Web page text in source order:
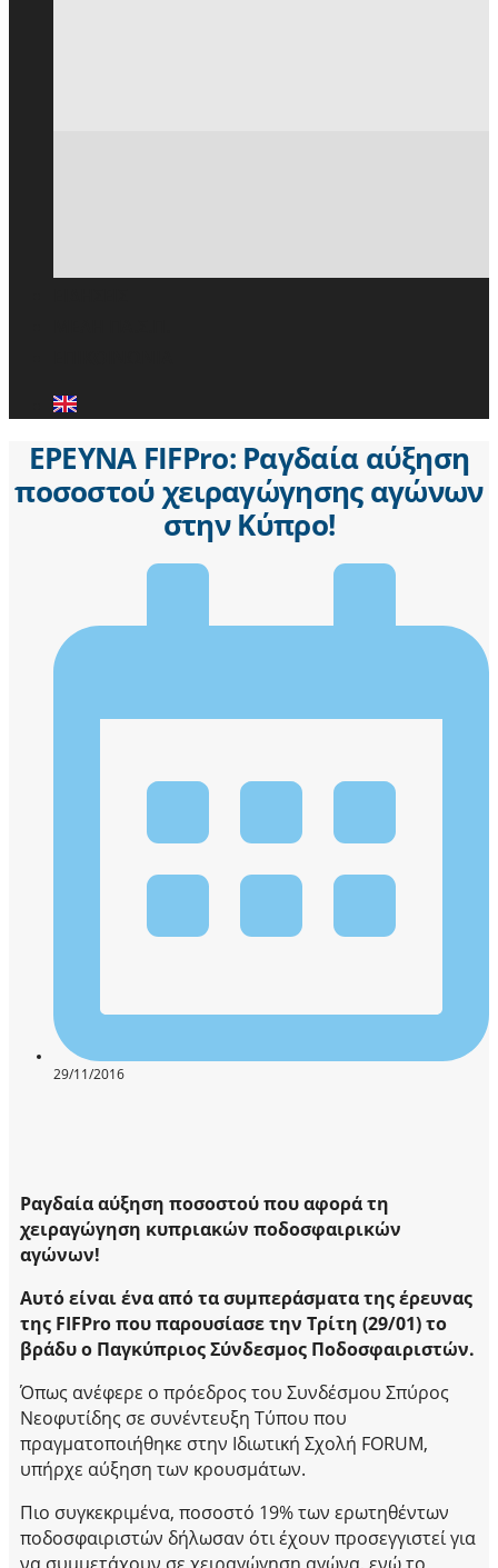
ΕΡΕΥΝΑ FIFPro: Ραγδαία αύξηση
ποσοστού χειραγώγησης αγώνων
στην Κύπρο!
29/11/2016
Ραγδαία αύξηση ποσοστού που αφορά τη
χειραγώγηση κυπριακών ποδοσφαιρικών
αγώνων!
Αυτό είναι ένα από τα συμπεράσματα της έρευνας
της FIFPro που παρουσίασε την Τρίτη (29/01) το
βράδυ ο Παγκύπριος Σύνδεσμος Ποδοσφαιριστών.
Όπως ανέφερε ο πρόεδρος του Συνδέσμου Σπύρος
Νεοφυτίδης σε συνέντευξη Τύπου που
πραγματοποιήθηκε στην Ιδιωτική Σχολή FORUM,
υπήρχε αύξηση των κρουσμάτων.
Πιο συγκεκριμένα, ποσοστό 19% των ερωτηθέντων
ποδοσφαιριστών δήλωσαν ότι έχουν προσεγγιστεί για